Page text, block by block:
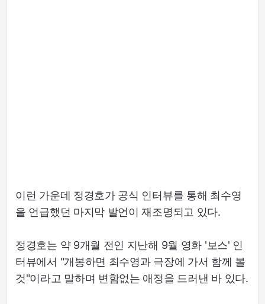
이런 가운데 정경호가 공식 인터뷰를 통해 최수영
을 언급했던 마지막 발언이 재조명되고 있다.
정경호는 약 9개월 전인 지난해 9월 영화 '보스' 인
터뷰에서 "개봉하면 최수영과 극장에 가서 함께 볼
것"이라고 말하며 변함없는 애정을 드러낸 바 있다.